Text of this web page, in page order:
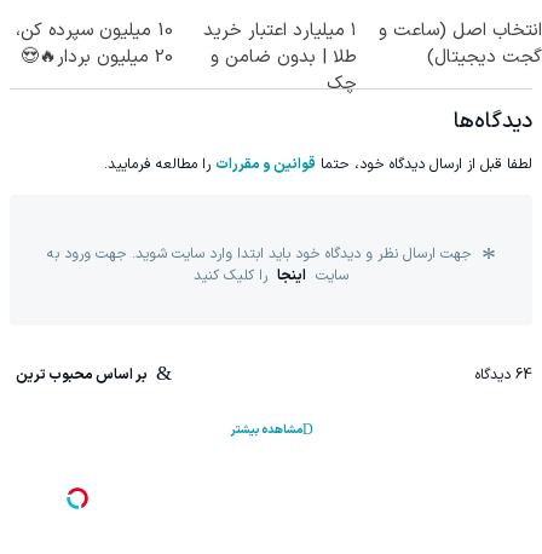
انتخاب اصل (ساعت و
گجت دیجیتال)
۱ میلیارد اعتبار خرید
طلا | بدون ضامن و
چک
10 میلیون سپرده کن،
20 میلیون بردار🔥😍
دیدگاه‌ها
لطفا قبل از ارسال دیدگاه خود، حتما قوانین و مقررات را مطالعه فرمایید.
جهت ارسال نظر و دیدگاه خود باید ابتدا وارد سایت شوید. جهت ورود به
سایت اینجا را کلیک کنید
64 دیدگاه بر اساس محبوب ترین
مشاهده بیشتر